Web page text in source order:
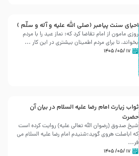
احیای سنت پیامبر (صلی الله علیه و آله و سلّم )
روزی مامون از امام تقاضا کرد که: نماز عید را با مردم
بخواند، تا برای مردم اطمینان بیشتری در این کار ...
۱۷ /۰۵/ ۱۴۰۵
ثواب زیارت امام رضا علیه السلام در بیان آن
حضرت
شیخ صدوق (رضوان الله تعالی علیه) روایت کرده است
که اباصلت هروی گوید:شنیدم امام رضا علیه السلام می
فر...
۱۷ /۰۵/ ۱۴۰۵